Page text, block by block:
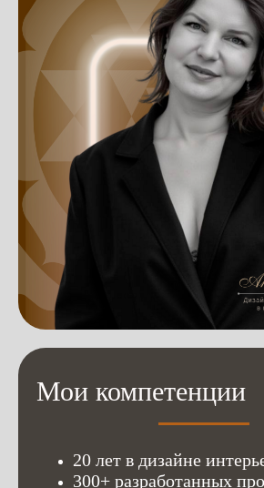
Мои компетенции
20 лет в дизайне
300+ разработанных